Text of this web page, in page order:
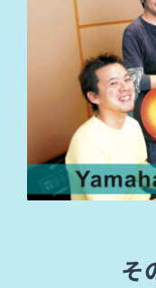
そ